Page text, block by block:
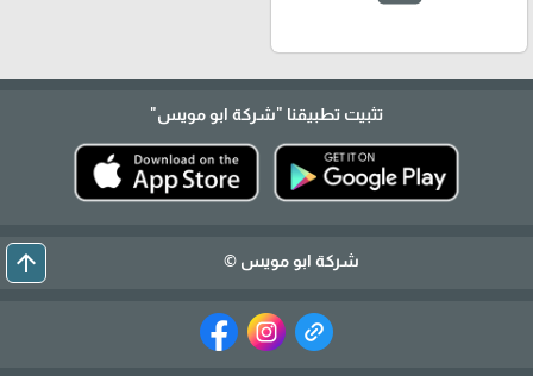
تثبيت تطبيقنا "شركة ابو مويس"
شركة ابو مويس © arrow_upward